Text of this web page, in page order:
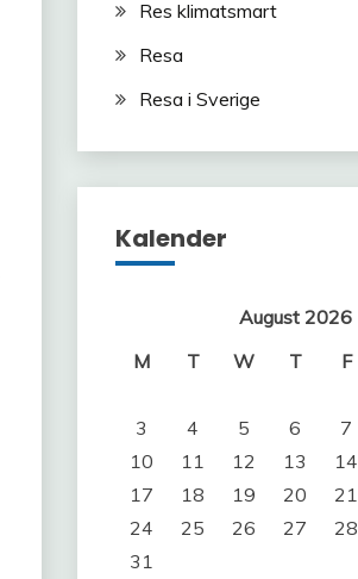
Res klimatsmart
Resa
Resa i Sverige
Kalender
August 2026
M
T W T F
3
4 5 6 7
10
11 12 13 14
17
18 19 20 21
24
25 26 27 28
31